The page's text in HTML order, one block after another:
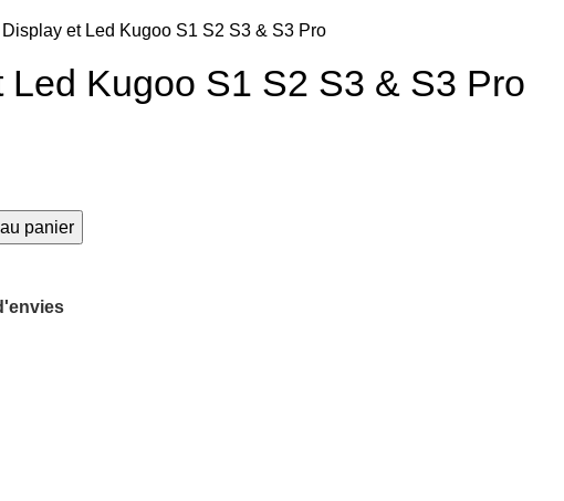
Display et Led Kugoo S1 S2 S3 & S3 Pro
Led Kugoo S1 S2 S3 & S3 Pro
panier